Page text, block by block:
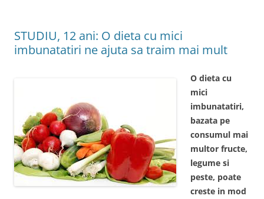
STUDIU, 12 ani: O dieta cu mici
imbunatatiri ne ajuta sa traim mai mult
O dieta cu
mici
imbunatatiri,
bazata pe
consumul mai
multor fructe,
legume si
peste, poate
creste in mod